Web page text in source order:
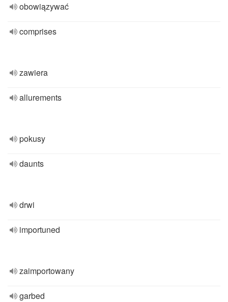
obowiązywać
comprises
zawiera
allurements
pokusy
daunts
drwi
importuned
zaimportowany
garbed